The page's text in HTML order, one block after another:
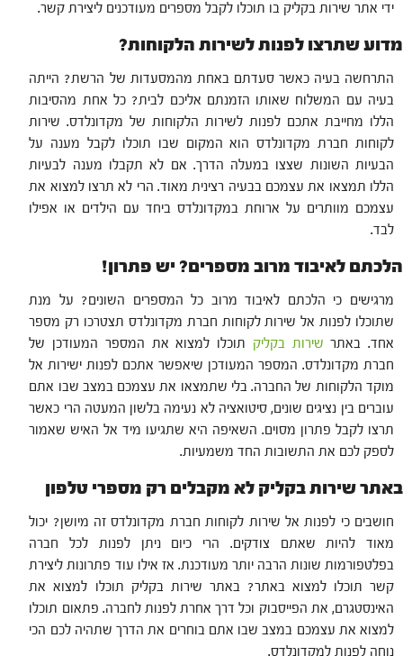
ידי אתר שירות בקליק בו תוכלו לקבל מספרים מעודכנים ליצירת קשר.
מדוע שתרצו לפנות לשירות הלקוחות?
התרחשה בעיה כאשר סעדתם באחת מהמסעדות של הרשת? הייתה
בעיה עם המשלוח שאותו הזמנתם אליכם לבית? כל אחת מהסיבות
הללו מחייבת אתכם לפנות לשירות הלקוחות של מקדונלדס. שירות
לקוחות חברת מקדונלדס הוא המקום שבו תוכלו לקבל מענה על
הבעיות השונות שצצו במעלה הדרך. אם לא תקבלו מענה לבעיות
הללו תמצאו את עצמכם בבעיה רצינית מאוד. הרי לא תרצו למצוא את
עצמכם מוותרים על ארוחת במקדונלדס ביחד עם הילדים או אפילו
לבד.
הלכתם לאיבוד מרוב מספרים? יש פתרון!
מרגישים כי הלכתם לאיבוד מרוב כל המספרים השונים? על מנת
שתוכלו לפנות אל שירות לקוחות חברת מקדונלדס תצטרכו רק מספר
אחד. באתר שירות בקליק תוכלו למצוא את המספר המעודכן של
חברת מקדונלדס. המספר המעודכן שיאפשר אתכם לפנות ישירות אל
מוקד הלקוחות של החברה. בלי שתמצאו את עצמכם במצב שבו אתם
עוברים בין נציגים שונים, סיטואציה לא נעימה בלשון המעטה הרי כאשר
תרצו לקבל פתרון מסוים. השאיפה היא שתגיעו מיד אל האיש שאמור
לספק לכם את התשובות החד משמעיות.
באתר שירות בקליק לא מקבלים רק מספרי טלפון
חושבים כי לפנות אל שירות לקוחות חברת מקדונלדס זה מיושן? יכול
מאוד להיות שאתם צודקים. הרי כיום ניתן לפנות לכל חברה
בפלטפורמות שונות הרבה יותר מעודכנת. אז אילו עוד פתרונות ליצירת
קשר תוכלו למצוא באתר? באתר שירות בקליק תוכלו למצוא את
האינסטגרם, את הפייסבוק וכל דרך אחרת לפנות לחברה. פתאום תוכלו
למצוא את עצמכם במצב שבו אתם בוחרים את הדרך שתהיה לכם הכי
נוחה לפנות למקדונלדס.